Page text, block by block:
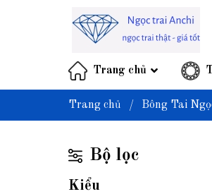
Trang chủ
Trang chủ / Bông Tai
Bộ lọc
Kiểu